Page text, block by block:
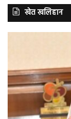
खेत खलिहान